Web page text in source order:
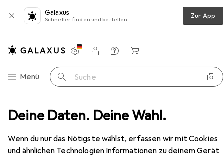
Deine Daten. Deine Wahl.
Wenn du nur das Nötigste wählst, erfassen wir mit Cookies
und ähnlichen Technologien Informationen zu deinem Gerät
Galaxus
Schneller finden und bestellen Zur App
Navigation nach Kategorien
Menü Suche
Einstellungen
Kundenkonto
Vergleichslisten
Merklisten
Warenkorb
Haarstyling Haarfarbe Goldwell Topchic